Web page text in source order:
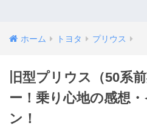
ホーム トヨタ プリウス
旧型プリウス（50系
ー！乗り心地の感想
ン！